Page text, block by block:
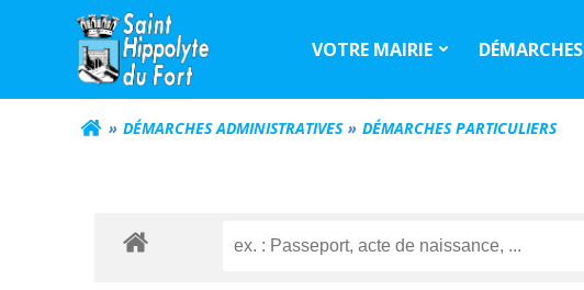
VOTRE MAIRIE DÉMARCHES
DÉMARCHES ADMINISTRATIVES DÉMARCHES PARTICULIERS